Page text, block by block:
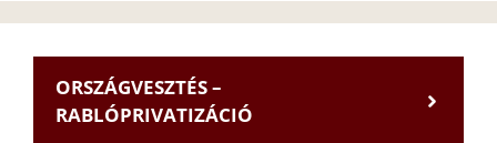
ORSZÁGVESZTÉS –
RABLÓPRIVATIZÁCIÓ